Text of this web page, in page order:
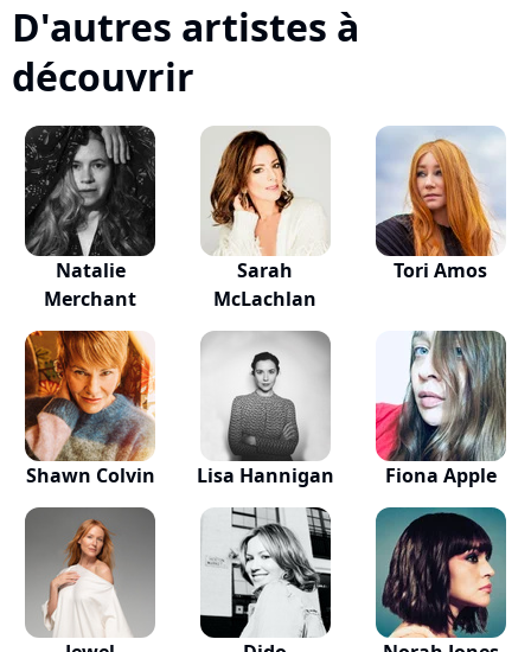
D'autres artistes à
découvrir
Natalie
Merchant
Sarah
McLachlan
Tori Amos
Shawn Colvin Lisa Hannigan Fiona Apple